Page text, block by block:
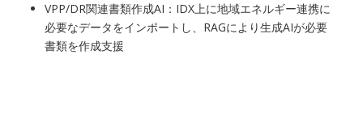
VPP/DR関連書類作成AI：IDX上に地域エネルギー連携に
必要なデータをインポートし、RAGにより生成AIが必要
書類を作成支援